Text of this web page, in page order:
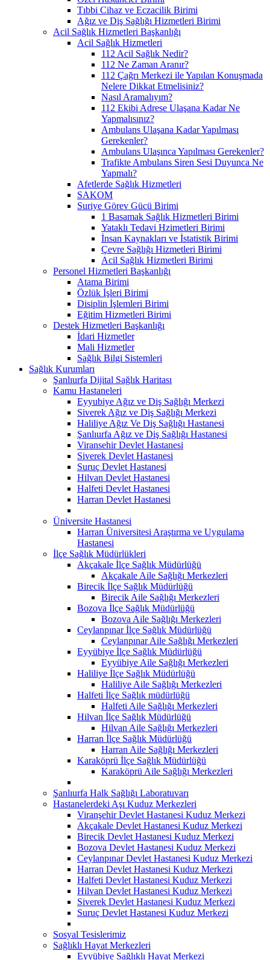
Tıbbi Cihaz ve Eczacilik Birimi
Ağız ve Diş Sağlığı Hizmetleri Birimi
Acil Sağlık Hizmetleri Başkanlığı
Acil Sağlık Hizmetleri
112 Acil Sağlık Nedir?
112 Ne Zaman Aranır?
112 Çağrı Merkezi ile Yapılan Konuşmada
Nelere Dikkat Etmelisiniz?
Nasıl Aramalıyım?
112 Ekibi Adrese Ulaşana Kadar Ne
Yapmalısınız?
Ambulans Ulaşana Kadar Yapılması
Gerekenler?
Ambulans Ulaşınca Yapılması Gerekenler?
Trafikte Ambulans Siren Sesi Duyunca Ne
Yapmalı?
Afetlerde Sağlık Hizmetleri
SAKOM
Suriye Görev Gücü Birimi
1 Basamak Sağlık Hizmetleri Birimi
Yataklı Tedavi Hzimetleri Birimi
İnsan Kaynakları ve İstatistik Birimi
Çevre Sağlığı Hizmetleri Birimi
Acil Sağlık Hizmetleri Birimi
Personel Hizmetleri Başkanlığı
Atama Birimi
Özlük İşleri Birimi
Disiplin İşlemleri Birimi
Eğitim Hizmetleri Birimi
Destek Hizmetleri Başkanlığı
İdari Hizmetler
Mali Hizmetler
Sağlık Bilgi Sistemleri
Sağlık Kurumları
Şanlıurfa Dijital Sağlık Haritası
Kamu Hastaneleri
Eyyubiye Ağız ve Diş Sağlığı Merkezi
Siverek Ağız ve Diş Sağlığı Merkezi
Haliliye Ağız Ve Diş Sağlığı Hastanesi
Şanlıurfa Ağız ve Diş Sağlığı Hastanesi
Viransehir Devlet Hastanesi
Siverek Devlet Hastanesi
Suruç Devlet Hastanesi
Hilvan Devlet Hastanesi
Halfeti Devlet Hastanesi
Harran Devlet Hastanesi
Üniversite Hastanesi
Harran Üniversitesi Araştırma ve Uygulama
Hastanesi
İlçe Sağlık Müdürlükleri
Akçakale İlçe Sağlık Müdürlüğü
Akçakale Aile Sağlığı Merkezleri
Birecik İlçe Sağlık Müdürlüğü
Birecik Aile Sağlığı Merkezleri
Bozova İlçe Sağlık Müdürlüğü
Bozova Aile Sağlığı Merkezleri
Ceylanpınar İlçe Sağlık Müdürlüğü
Ceylanpınar Aile Sağlığı Merkezleri
Eyyübiye İlçe Sağlık Müdürlüğü
Eyyübiye Aile Sağlığı Merkezleri
Haliliye İlçe Sağlık Müdürlüğü
Haliliye Aile Sağlığı Merkezleri
Halfeti İlçe Sağlık müdürlüğü
Halfeti Aile Sağlığı Merkezleri
Hilvan İlçe Sağlık Müdürlüğü
Hilvan Aile Sağlığı Merkezleri
Harran İlçe Sağlık Müdürlüğü
Harran Aile Sağlığı Merkezleri
Karaköprü İlçe Sağlık Müdürlüğü
Karaköprü Aile Sağlığı Merkezleri
Şanlıurfa Halk Sağlığı Laboratuvarı
Hastanelerdeki Aşı Kuduz Merkezleri
Viranşehir Devlet Hastanesi Kuduz Merkezi
Akçakale Devlet Hastanesi Kuduz Merkezi
Birecik Devlet Hastanesi Kuduz Merkezi
Bozova Devlet Hastanesi Kuduz Merkezi
Ceylanpınar Devlet Hastanesi Kuduz Merkezi
Harran Devlet Hastanesi Kuduz Merkezi
Halfeti Devlet Hastanesi Kuduz Merkezi
Hilvan Devlet Hastanesi Kuduz Merkezi
Siverek Devlet Hastanesi Kuduz Merkezi
Suruç Devlet Hastanesi Kuduz Merkezi
Sosyal Tesislerimiz
Sağlıklı Hayat Merkezleri
Eyyübiye Sağlıklı Hayat Merkezi